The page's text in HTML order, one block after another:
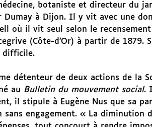
botaniste et directeur du
à Dijon. Il y vit avec une
où il vit seul selon le
(Côte-d’Or) à partir de 1879.
difficile.
détenteur de deux actions de la
au Bulletin du mouvement social.
il stipule à Eugène Nus que sa
sans engagement. « La diminution